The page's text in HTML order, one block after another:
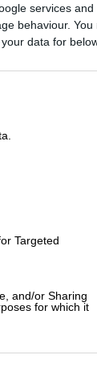
services
behaviour.
data for
Targeted
and/or Sharing
for which it
της
κ.α.
σκοπού